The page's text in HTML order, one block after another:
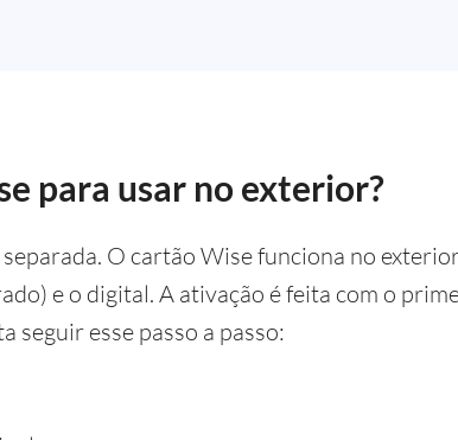
para usar no exterior?
O cartão Wise funciona no
e o digital. A ativação é feita com o
seguir esse passo a passo: